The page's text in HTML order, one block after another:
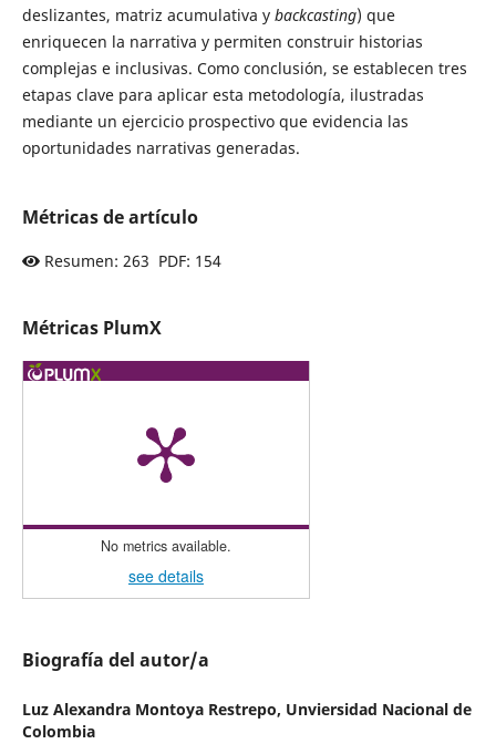
deslizantes, matriz acumulativa y backcasting) que
enriquecen la narrativa y permiten construir historias
complejas e inclusivas. Como conclusión, se establecen tres
etapas clave para aplicar esta metodología, ilustradas
mediante un ejercicio prospectivo que evidencia las
oportunidades narrativas generadas.
Métricas de artículo
Resumen: 263 PDF: 154
Métricas PlumX
No metrics available.
see details
Biografía del autor/a
Luz Alexandra Montoya Restrepo, Unviersidad Nacional de
Colombia